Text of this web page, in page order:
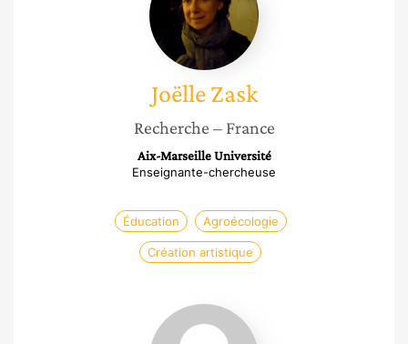
Joëlle Zask
Recherche – France
Aix-Marseille Université
Enseignante-chercheuse
Éducation Agroécologie
Création artistique
Andréa
Caro